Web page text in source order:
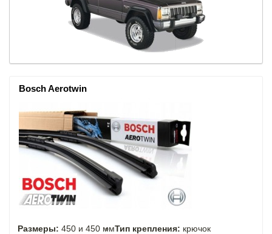
Bosch Aerotwin
Размеры: 450 и 450 ммТип крепления: крючок